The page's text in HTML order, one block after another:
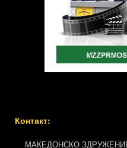
Контакт:
МАКЕДОНСКО